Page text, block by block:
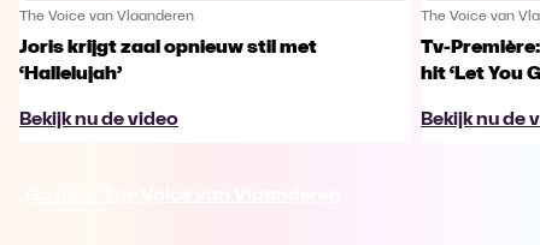
The Voice van Vlaanderen
Joris krijgt zaal opnieuw stil met
‘Hallelujah’
Bekijk nu de video
The Voice van
Tv-
hit ‘Let You
Bekijk nu de